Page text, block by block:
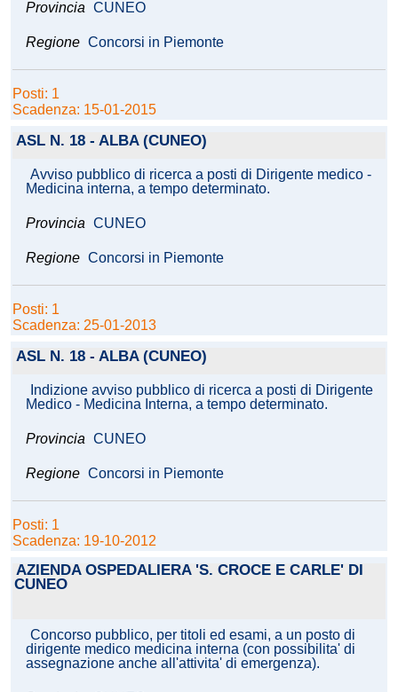
Provincia CUNEO
Regione Concorsi in Piemonte
Posti: 1
Scadenza: 15-01-2015
ASL N. 18 - ALBA (CUNEO)
Avviso pubblico di ricerca a posti di Dirigente medico -
Medicina interna, a tempo determinato.
Provincia CUNEO
Regione Concorsi in Piemonte
Posti: 1
Scadenza: 25-01-2013
ASL N. 18 - ALBA (CUNEO)
Indizione avviso pubblico di ricerca a posti di Dirigente
Medico - Medicina Interna, a tempo determinato.
Provincia CUNEO
Regione Concorsi in Piemonte
Posti: 1
Scadenza: 19-10-2012
AZIENDA OSPEDALIERA 'S. CROCE E CARLE' DI
CUNEO
Concorso pubblico, per titoli ed esami, a un posto di
dirigente medico medicina interna (con possibilita' di
assegnazione anche all'attivita' di emergenza).